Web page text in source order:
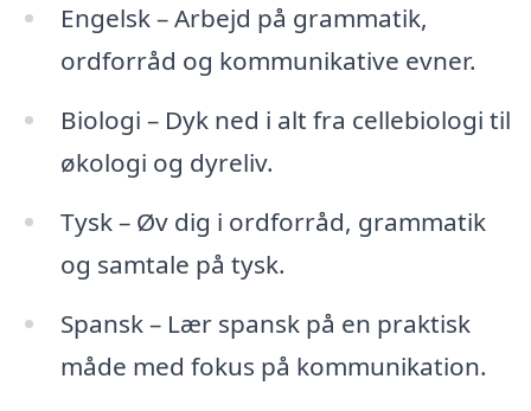
Engelsk – Arbejd på grammatik,
ordforråd og kommunikative evner.
Biologi – Dyk ned i alt fra cellebiologi til
økologi og dyreliv.
Tysk – Øv dig i ordforråd, grammatik
og samtale på tysk.
Spansk – Lær spansk på en praktisk
måde med fokus på kommunikation.